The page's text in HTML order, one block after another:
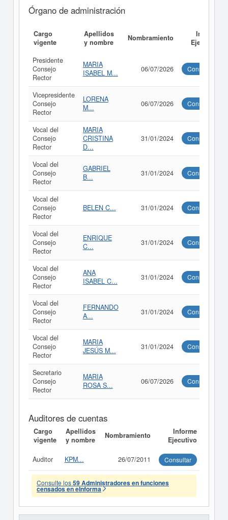
Órgano de administración
Cargo
vigente
Apellidos
y nombre
Nombramiento
Informe
Ejecutivo
Presidente
Consejo
Rector
MARIA
ISABEL M...
06/07/2026 Consultar
Vicepresidente
Consejo
Rector
LORENA
M...
06/07/2026 Consultar
Vocal del
Consejo
Rector
MARIA
CRISTINA
D...
31/01/2024 Consultar
Vocal del
Consejo
Rector
GABRIEL
B...
31/01/2024 Consultar
Vocal del
Consejo
Rector
BELEN C... 31/01/2024 Consultar
Vocal del
Consejo
Rector
ENRIQUE
C...
31/01/2024 Consultar
Vocal del
Consejo
Rector
ANA
ISABEL C...
31/01/2024 Consultar
Vocal del
Consejo
Rector
FERNANDO
A...
31/01/2024 Consultar
Vocal del
Consejo
Rector
MARIA
JESÚS M...
31/01/2024 Consultar
Secretario
Consejo
Rector
MARIA
ROSA S...
06/07/2026 Consultar
Auditores de cuentas
Cargo
vigente
Apellidos
y nombre
Nombramiento
Informe
Ejecutivo
Auditor KPM... 26/07/2011 Consultar
Consulte los59 Administradores en funciones
censados en eInforma